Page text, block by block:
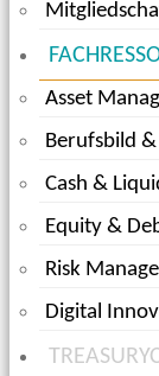
Asset
Berufsbild
Cash &
Equity &
Risk
Digital